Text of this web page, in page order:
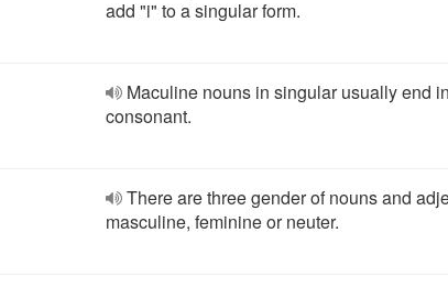
add "i" to a singular form.
Maculine nouns in singular usually end
consonant.
There are three gender of nouns and
masculine, feminine or neuter.